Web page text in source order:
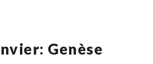
Genèse